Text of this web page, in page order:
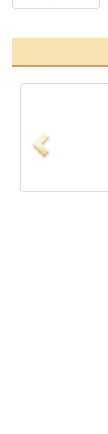
Previous